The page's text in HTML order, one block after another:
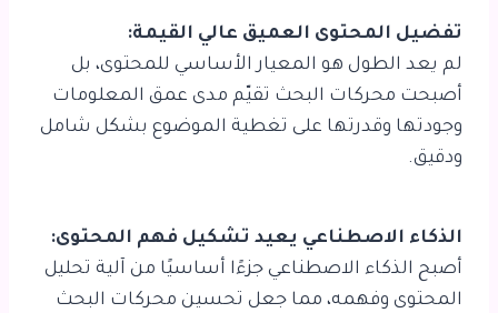
تفضيل المحتوى العميق عالي القيمة:
لم يعد الطول هو المعيار الأساسي للمحتوى، بل
أصبحت محركات البحث تقيّم مدى عمق المعلومات
وجودتها وقدرتها على تغطية الموضوع بشكل شامل
ودقيق.
الذكاء الاصطناعي يعيد تشكيل فهم المحتوى:
أصبح الذكاء الاصطناعي جزءًا أساسيًا من آلية تحليل
المحتوى وفهمه، مما جعل تحسين محركات البحث